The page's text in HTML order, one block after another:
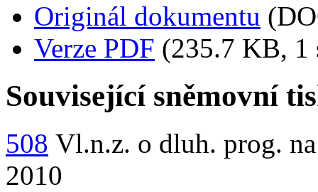
Originál dokumentu
Verze PDF (235.7 KB, 1
Související sněmovní
508 Vl.n.z. o dluh. prog.
2010